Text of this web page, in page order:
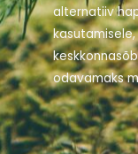
alternatiiv
odavamaks